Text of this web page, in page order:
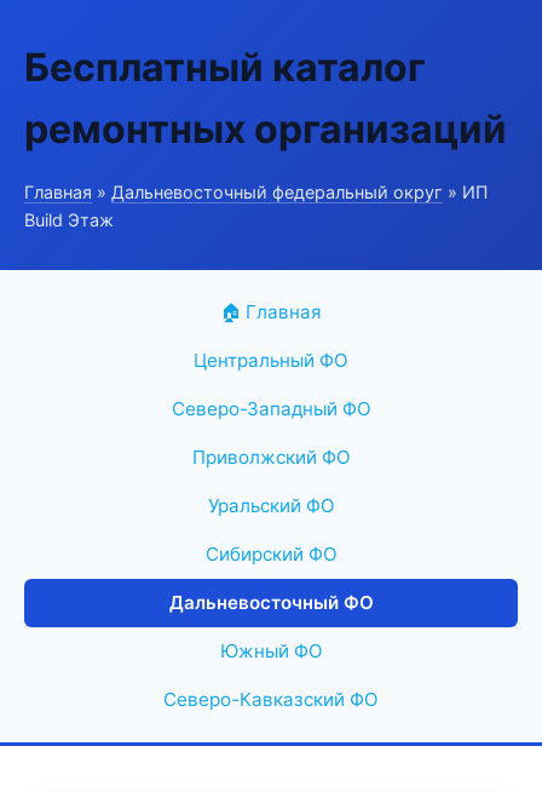
Бесплатный каталог
ремонтных организаций
Главная » Дальневосточный федеральный округ » ИП
Build Этаж
🏠 Главная
Центральный ФО
Северо-Западный ФО
Приволжский ФО
Уральский ФО
Сибирский ФО
Дальневосточный ФО
Южный ФО
Северо-Кавказский ФО